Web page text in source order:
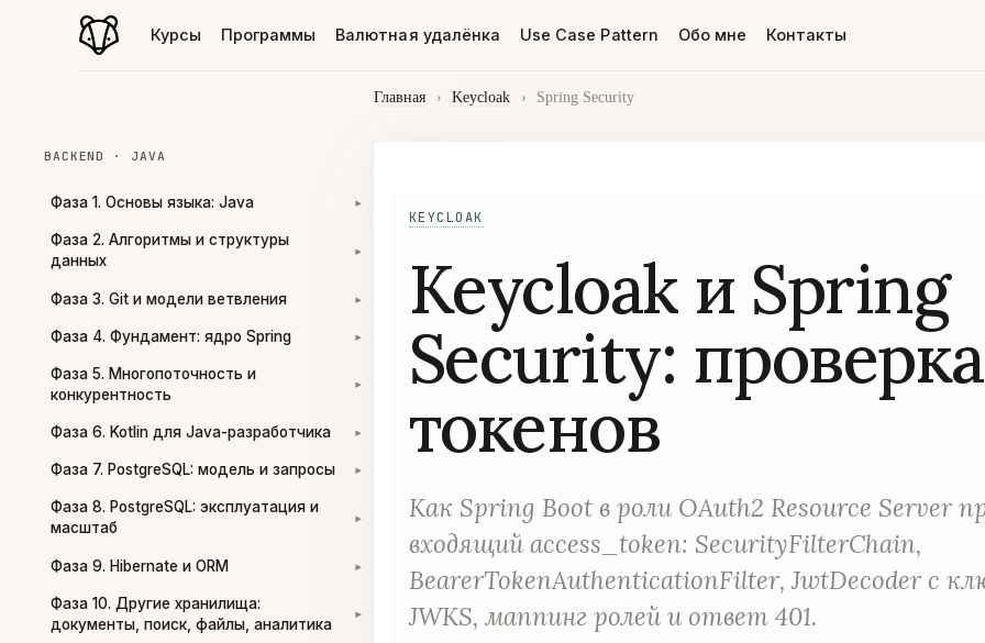
Курсы Программы Валютная удалёнка Use Case Pattern Обо мне Контакты
BACKEND · JAVA
Фаза 1. Основы языка: Java ▾
Фаза 2. Алгоритмы и структуры
данных
▾
Фаза 3. Git и модели ветвления ▾
Фаза 4. Фундамент: ядро Spring ▾
Фаза 5. Многопоточность и
конкурентность
▾
Фаза 6. Kotlin для Java-разработчика ▾
Фаза 7. PostgreSQL: модель и запросы ▾
Фаза 8. PostgreSQL: эксплуатация и
масштаб
▾
Фаза 9. Hibernate и ORM ▾
Фаза 10. Другие хранилища:
документы, поиск, файлы, аналитика
▾
Главная › Keycloak › Spring Security
KEYCLOAK
Keycloak и Spring
Security: проверка
токенов
Как Spring Boot в роли OAuth2 Resource Server
входящий access_token: SecurityFilterChain,
BearerTokenAuthenticationFilter, JwtDecoder с
JWKS, маппинг ролей и ответ 401.